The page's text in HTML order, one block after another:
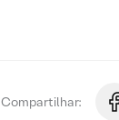
Compartilhar: